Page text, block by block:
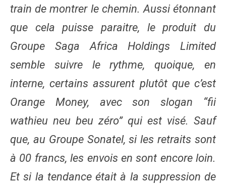
train de montrer le chemin. Aussi étonnant
que cela puisse paraitre, le produit du
Groupe Saga Africa Holdings Limited
semble suivre le rythme, quoique, en
interne, certains assurent plutôt que c’est
Orange Money, avec son slogan “fii
wathieu neu beu zéro” qui est visé. Sauf
que, au Groupe Sonatel, si les retraits sont
à 00 francs, les envois en sont encore loin.
Et si la tendance était à la suppression de